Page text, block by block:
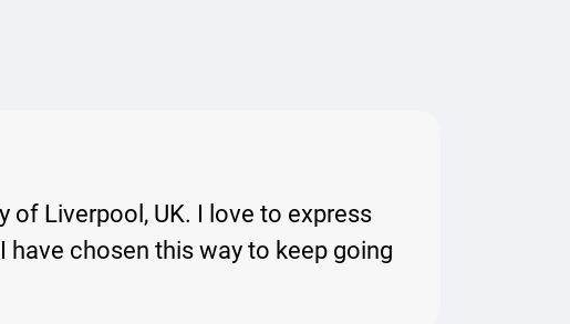
of Liverpool, UK. I love to express
chosen this way to keep going